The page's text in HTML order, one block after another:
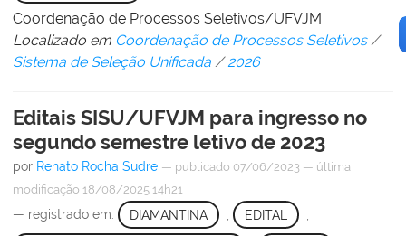
Coordenação de Processos Seletivos/UFVJM
Localizado em Coordenação de Processos Seletivos /
Sistema de Seleção Unificada /2026
Editais SISU/UFVJM para ingresso no
segundo semestre letivo de 2023
por Renato Rocha Sudre — publicado 07/06/2023 — última
modificação 18/08/2025 14h21
— registrado em: DIAMANTINA EDITAL